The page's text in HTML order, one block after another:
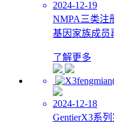
2024-12-19
NMPA三类注
基因家族成员
了解更多
2024-12-18
GentierX3系